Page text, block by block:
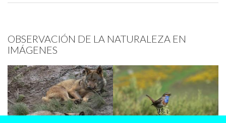
OBSERVACIÓN DE LA NATURALEZA EN
IMÁGENES